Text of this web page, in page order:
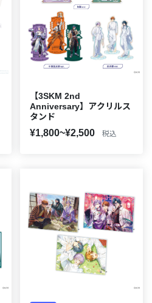
【3SKM 2nd
Anniversary】アクリルス
タンド
¥1,800~¥2,500 税込